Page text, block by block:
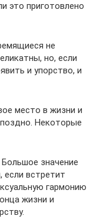
это приготовлено
не
но, если
и упорство, и
место в жизни и
Некоторые
значение
если встретит
гармонию
жизни и